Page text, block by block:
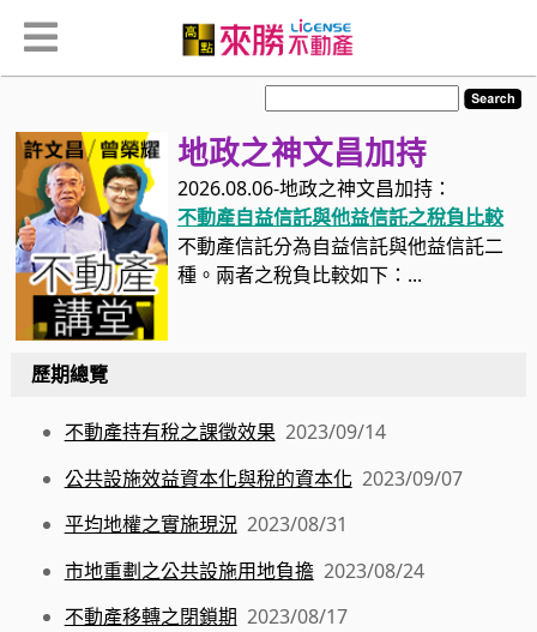
地政之神文昌加持
2026.08.06-地政之神文昌加持：
不動產自益信託與他益信託之稅負比較
不動產信託分為自益信託與他益信託二
種。兩者之稅負比較如下：...
歷期總覽
不動產持有稅之課徵效果 2023/09/14
公共設施效益資本化與稅的資本化2023/09/07
平均地權之實施現況2023/08/31
市地重劃之公共設施用地負擔2023/08/24
不動產移轉之閉鎖期 2023/08/17